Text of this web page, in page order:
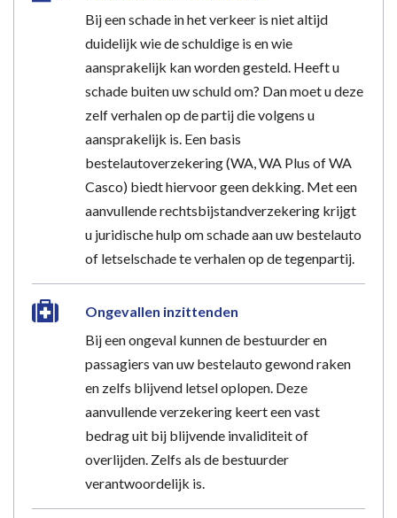
Bij een schade in het verkeer is niet altijd
duidelijk wie de schuldige is en wie
aansprakelijk kan worden gesteld. Heeft u
schade buiten uw schuld om? Dan moet u deze
zelf verhalen op de partij die volgens u
aansprakelijk is. Een basis
bestelautoverzekering (WA, WA Plus of WA
Casco) biedt hiervoor geen dekking. Met een
aanvullende rechtsbijstandverzekering krijgt
u juridische hulp om schade aan uw bestelauto
of letselschade te verhalen op de tegenpartij.
Ongevallen inzittenden
Bij een ongeval kunnen de bestuurder en
passagiers van uw bestelauto gewond raken
en zelfs blijvend letsel oplopen. Deze
aanvullende verzekering keert een vast
bedrag uit bij blijvende invaliditeit of
overlijden. Zelfs als de bestuurder
verantwoordelijk is.